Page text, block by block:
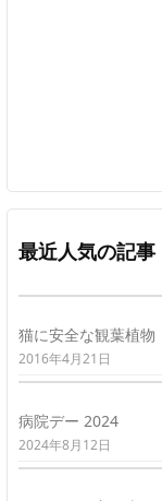
最近人気の記事
猫に安全な観葉植物
2016年4月21日
病院デー 2024
2024年8月12日